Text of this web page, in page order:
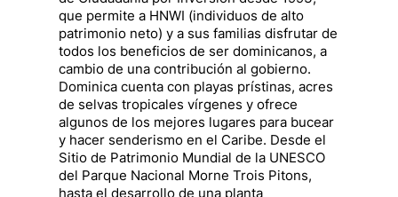
que permite a HNWI (individuos de alto
patrimonio neto) y a sus familias disfrutar de
todos los beneficios de ser dominicanos, a
cambio de una contribución al gobierno.
Dominica cuenta con playas prístinas, acres
de selvas tropicales vírgenes y ofrece
algunos de los mejores lugares para bucear
y hacer senderismo en el Caribe. Desde el
Sitio de Patrimonio Mundial de la UNESCO
del Parque Nacional Morne Trois Pitons,
hasta el desarrollo de una planta